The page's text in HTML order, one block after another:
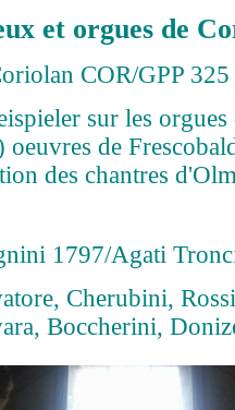
et orgues de
COR/GPP
sur les
oeuvres de
des chantres
1797/Agati
Cherubini,
Boccherini,